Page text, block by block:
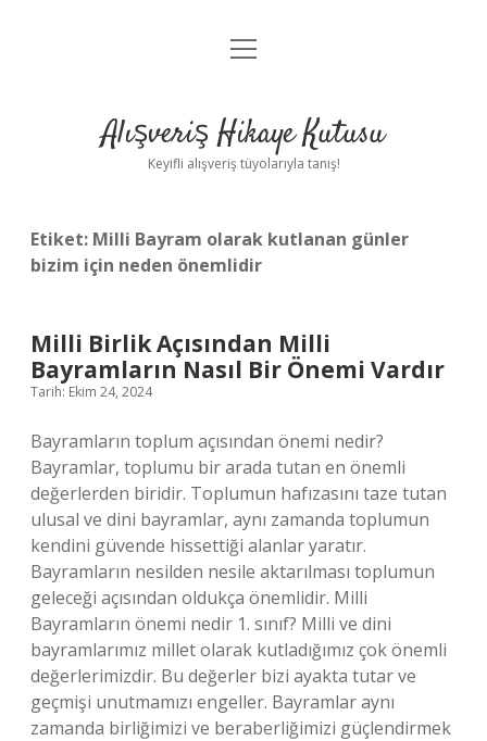
Anasayfa
Yasal Uyarı
menüyü
Alışveriş Hikaye Kutusu
Keyifli alışveriş tüyolarıyla tanış!
Etiket: Milli Bayram olarak kutlanan günler
bizim için neden önemlidir
Milli Birlik Açısından Milli
Bayramların Nasıl Bir Önemi Vardır
Tarih: Ekim 24, 2024
Bayramların toplum açısından önemi nedir?
Bayramlar, toplumu bir arada tutan en önemli
değerlerden biridir. Toplumun hafızasını taze tutan
ulusal ve dini bayramlar, aynı zamanda toplumun
kendini güvende hissettiği alanlar yaratır.
Bayramların nesilden nesile aktarılması toplumun
geleceği açısından oldukça önemlidir. Milli
Bayramların önemi nedir 1. sınıf? Milli ve dini
bayramlarımız millet olarak kutladığımız çok önemli
değerlerimizdir. Bu değerler bizi ayakta tutar ve
geçmişi unutmamızı engeller. Bayramlar aynı
zamanda birliğimizi ve beraberliğimizi güçlendirmek